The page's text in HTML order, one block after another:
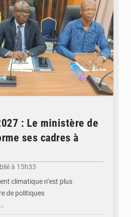
: Le ministère de
ses cadres à
à 15h33
climatique n’est plus
de politiques